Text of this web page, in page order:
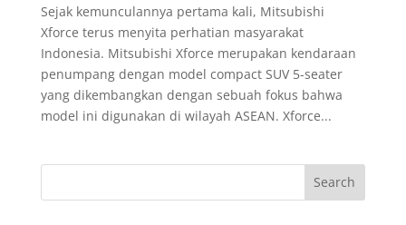
Sejak kemunculannya pertama kali, Mitsubishi
Xforce terus menyita perhatian masyarakat
Indonesia. Mitsubishi Xforce merupakan kendaraan
penumpang dengan model compact SUV 5-seater
yang dikembangkan dengan sebuah fokus bahwa
model ini digunakan di wilayah ASEAN. Xforce...